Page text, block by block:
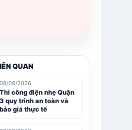
QUAN
08/08/2026
Thi công điện nhẹ Quận
3 quy trình an toàn và
báo giá thực tế